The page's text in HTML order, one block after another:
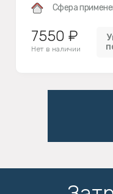
Сфера
7550 ₽
Нет в наличии